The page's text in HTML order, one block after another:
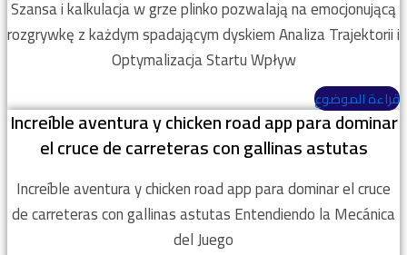
Szansa i kalkulacja w grze plinko pozwalają na emocjonującą
rozgrywkę z każdym spadającym dyskiem Analiza Trajektorii i
Optymalizacja Startu Wpływ
قراءة الموضوع
Increíble aventura y chicken road app para dominar
el cruce de carreteras con gallinas astutas
Increíble aventura y chicken road app para dominar el cruce
de carreteras con gallinas astutas Entendiendo la Mecánica
del Juego